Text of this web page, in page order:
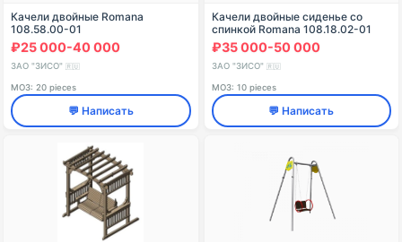
Качели двойные Romana
108.58.00-01
₽25 000-40 000
ЗАО "ЗИСО" 🇷🇺
МОЗ: 20 pieces
💬 Написать
Качели двойные сиденье со
спинкой Romana 108.18.02-01
₽35 000-50 000
ЗАО "ЗИСО" 🇷🇺
МОЗ: 10 pieces
💬 Написать